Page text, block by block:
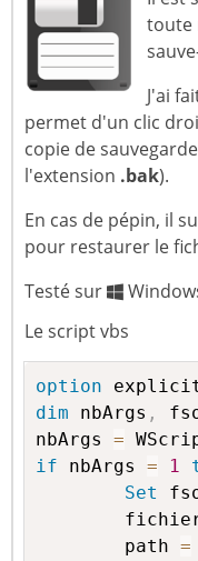
toute
J'ai
permet d'un clic
copie de
l'extension .bak).
En cas de pépin, il
pour restaurer le
Testé sur
Le script vbs
option
dim nbArgs ,
nbArgs =
if nbArgs = 1
Set
		path
=